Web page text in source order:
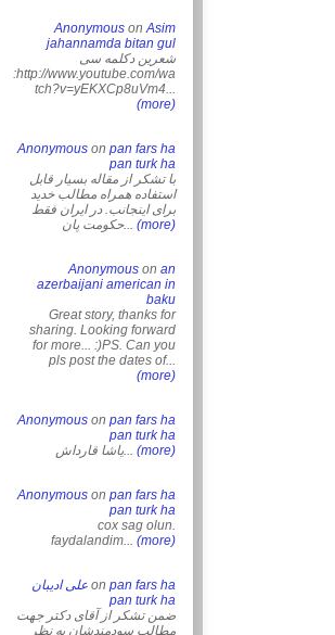
Anonymous onAsim
jahannamda bitan gul
شعرین دکلمه سی
:http://www.youtube.com/wa
tch?v=yEKXCp8uVm4...
(more)
Anonymous on pan fars ha
pan turk ha
با تشکر از مقاله بسیار قابل
استفاده همراه مطالب خدید
برای اینجانب. در ایران فقط
حکومت پان... (more)
Anonymous on an
azerbaijani american in
baku
Great story, thanks for
sharing. Looking forward
for more... :)PS. Can you
pls post the dates of...
(more)
Anonymous on pan fars ha
pan turk ha
یاشا قارداش... (more)
Anonymous on pan fars ha
pan turk ha
cox sag olun.
faydalandim... (more)
علی ادیبان on pan fars ha
pan turk ha
ضمن تشکر از آقای دکتر جهت
مطالب سودمندشان به نظر